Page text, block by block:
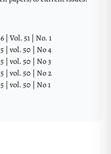
| Vol. 51 | No. 1
| vol. 50 | No 4
| vol. 50 | No 3
| vol. 50 | No 2
| vol. 50 | No 1